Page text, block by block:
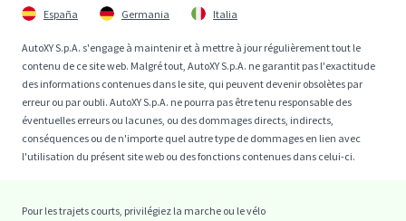
España Germania Italia
AutoXY S.p.A. s'engage à maintenir et à mettre à jour régulièrement tout le
contenu de ce site web. Malgré tout, AutoXY S.p.A. ne garantit pas l'exactitude
des informations contenues dans le site, qui peuvent devenir obsolètes par
erreur ou par oubli. AutoXY S.p.A. ne pourra pas être tenu responsable des
éventuelles erreurs ou lacunes, ou des dommages directs, indirects,
conséquences ou de n'importe quel autre type de dommages en lien avec
l'utilisation du présent site web ou des fonctions contenues dans celui-ci.
Pour les trajets courts, privilégiez la marche ou le vélo